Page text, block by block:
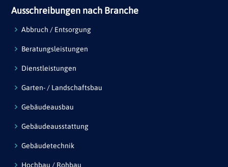
Ausschreibungen nach Branche
Abbruch / Entsorgung
Beratungsleistungen
Dienstleistungen
Garten- / Landschaftsbau
Gebäudeausbau
Gebäudeausstattung
Gebäudetechnik
Hochbau / Rohbau